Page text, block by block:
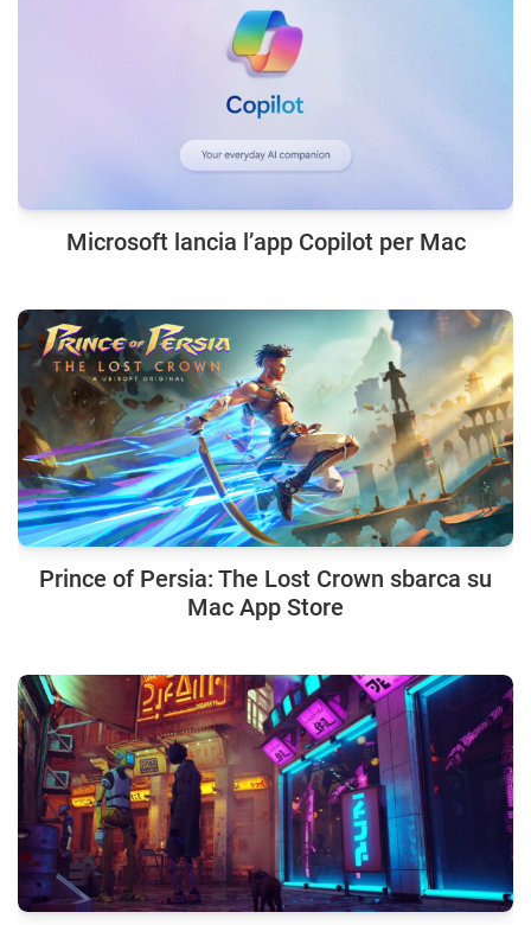
Microsoft lancia l’app Copilot per Mac
Prince of Persia: The Lost Crown sbarca su
Mac App Store